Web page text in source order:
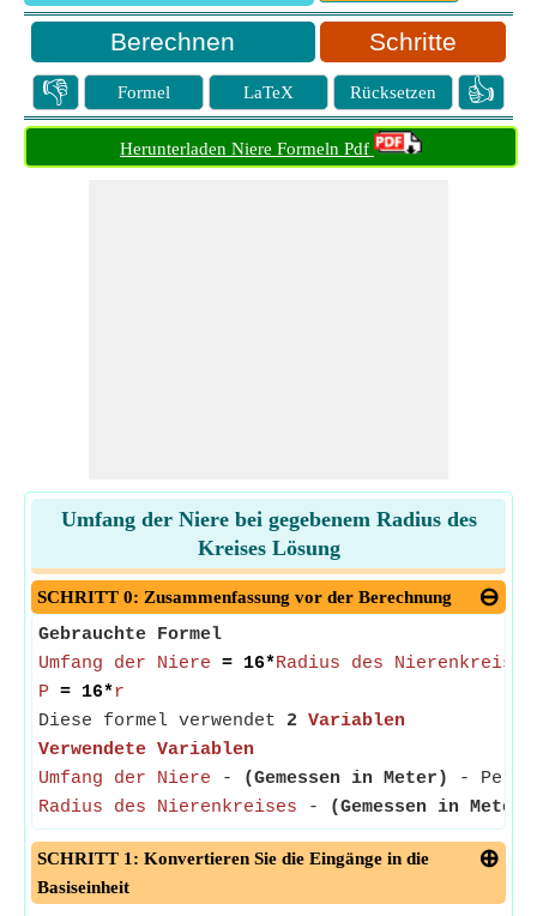
Schritte
👎 Formel LaTeX Rücksetzen 👍
Herunterladen Niere Formeln Pdf
Umfang der Niere bei gegebenem Radius des
Kreises Lösung
SCHRITT 0: Zusammenfassung vor der Berechnung
Gebrauchte Formel
Umfang der Niere = 16*Radius des Nierenkreises
P = 16*r
Diese formel verwendet 2 Variablen
Verwendete Variablen
Umfang der Niere - (Gemessen in Meter)
-
Radius des Nierenkreises - (Gemessen in Meter)
SCHRITT 1: Konvertieren Sie die Eingänge in die
Basiseinheit